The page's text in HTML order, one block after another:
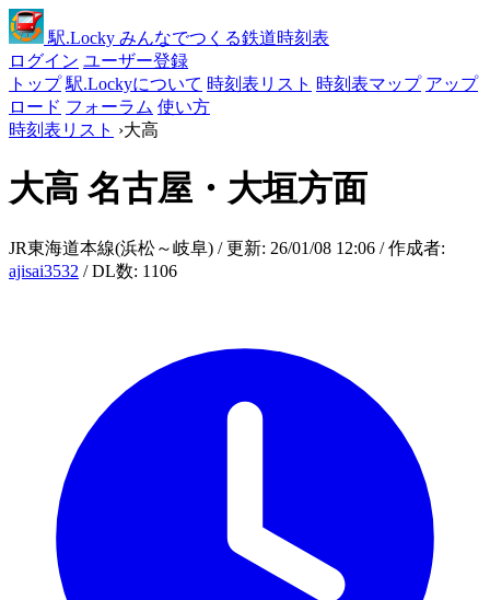
駅.Locky みんなでつくる鉄道時刻表
ログイン ユーザー登録
トップ 駅.Lockyについて 時刻表リスト 時刻表マップ アップ
ロード フォーラム 使い方
時刻表リスト ›大高
大高 名古屋・大垣方面
JR東海道本線(浜松～岐阜) / 更新: 26/01/08 12:06 / 作成者:
ajisai3532 / DL数: 1106